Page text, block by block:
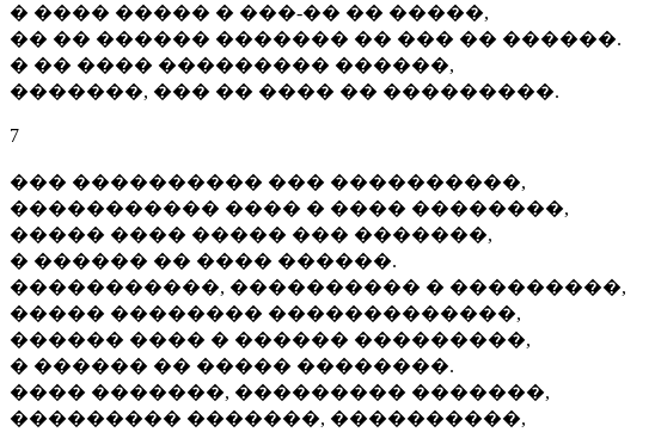
� ���� ����� � ���-�� �� �����,
�� �� ������ ������� �� ��� �� ������.
� �� ���� ��������� ������,
�������, ��� �� ���� �� ���������.
7
��� ���������� ��� ����������,
����������� ���� � ���� ��������,
����� ���� ����� ��� �������,
� ������ �� ���� ������.
�����������, ���������� � ���������,
����� �������� �������������,
������ ���� � ������ ���������,
� ������ �� ����� ��������.
���� �������, ��������� �������,
��������� �������, ����������,